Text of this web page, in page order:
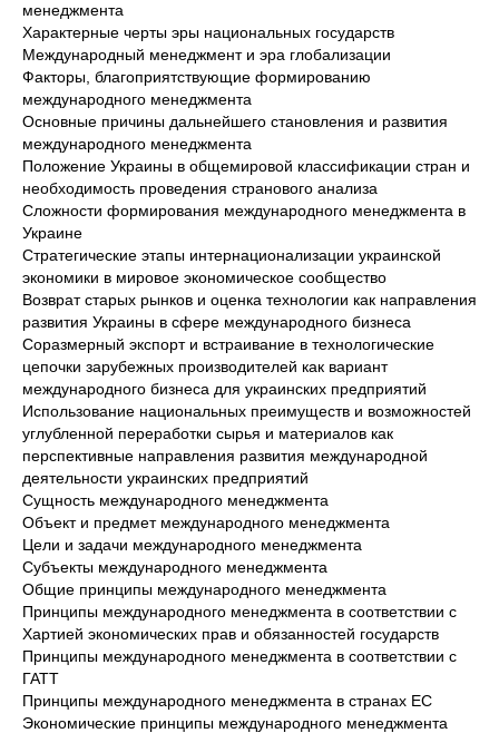
менеджмента
Характерные черты эры национальных государств
Международный менеджмент и эра глобализации
Факторы, благоприятствующие формированию
международного менеджмента
Основные причины дальнейшего становления и развития
международного менеджмента
Положение Украины в общемировой классификации стран и
необходимость проведения странового анализа
Сложности формирования международного менеджмента в
Украине
Стратегические этапы интернационализации украинской
экономики в мировое экономическое сообщество
Возврат старых рынков и оценка технологии как направления
развития Украины в сфере международного бизнеса
Соразмерный экспорт и встраивание в технологические
цепочки зарубежных производителей как вариант
международного бизнеса для украинских предприятий
Использование национальных преимуществ и возможностей
углубленной переработки сырья и материалов как
перспективные направления развития международной
деятельности украинских предприятий
Сущность международного менеджмента
Объект и предмет международного менеджмента
Цели и задачи международного менеджмента
Субъекты международного менеджмента
Общие принципы международного менеджмента
Принципы международного менеджмента в соответствии с
Хартией экономических прав и обязанностей государств
Принципы международного менеджмента в соответствии с
ГАТТ
Принципы международного менеджмента в странах ЕС
Экономические принципы международного менеджмента